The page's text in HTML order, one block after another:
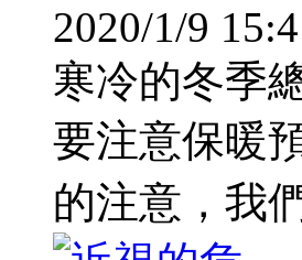
2020/1/9
寒冷的冬季
要注意保暖
的注意，我